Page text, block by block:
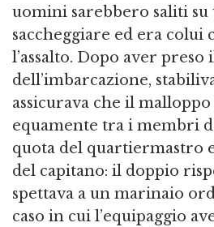
uomini sarebbero saliti su
saccheggiare ed era colui
l’assalto. Dopo aver
dell’imbarcazione,
assicurava che il malloppo
equamente tra i membri
quota del quartiermastro
del capitano: il doppio
spettava a un marinaio
caso in cui l’equipaggio